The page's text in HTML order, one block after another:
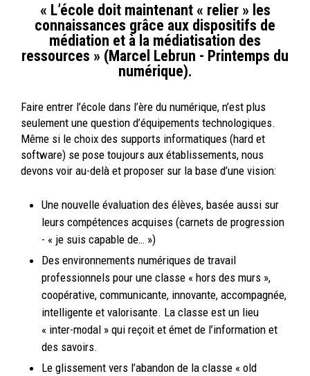
« L’école doit maintenant « relier » les
connaissances grâce aux dispositifs de
médiation et à la médiatisation des
ressources » (Marcel Lebrun - Printemps du
numérique).
Faire entrer l’école dans l’ère du numérique, n’est plus
seulement une question d’équipements technologiques.
Même si le choix des supports informatiques (hard et
software) se pose toujours aux établissements, nous
devons voir au-delà et proposer sur la base d’une vision:
Une nouvelle évaluation des élèves, basée aussi sur
leurs compétences acquises (carnets de progression
- « je suis capable de… »)
Des environnements numériques de travail
professionnels pour une classe « hors des murs »,
coopérative, communicante, innovante, accompagnée,
intelligente et valorisante. La classe est un lieu
« inter-modal » qui reçoit et émet de l’information et
des savoirs.
Le glissement vers l’abandon de la classe « old